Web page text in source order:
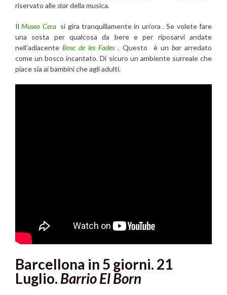
riservato allestardella musica.
IlMuseo Cera si gira tranquillamente in un’ora . Se volete fare
una sosta per qualcosa da bere e per riposarvi andate
nell’adiacenteBosc de les Fades. Questo è un bararredato
come un bosco incantato. Di sicuro un ambiente surreale che
piace sia ai bambini che agli adulti.
Barcellona in 5 giorni. 21
Luglio. Barrio El Born